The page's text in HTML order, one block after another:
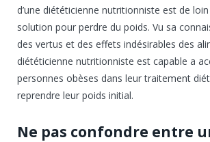
d’une diététicienne nutritionniste est de
solution pour perdre du poids. Vu sa
des vertus et des effets indésirables des
diététicienne nutritionniste est capable a
personnes obèses dans leur traitement
reprendre leur poids initial.
Ne pas confondre entre